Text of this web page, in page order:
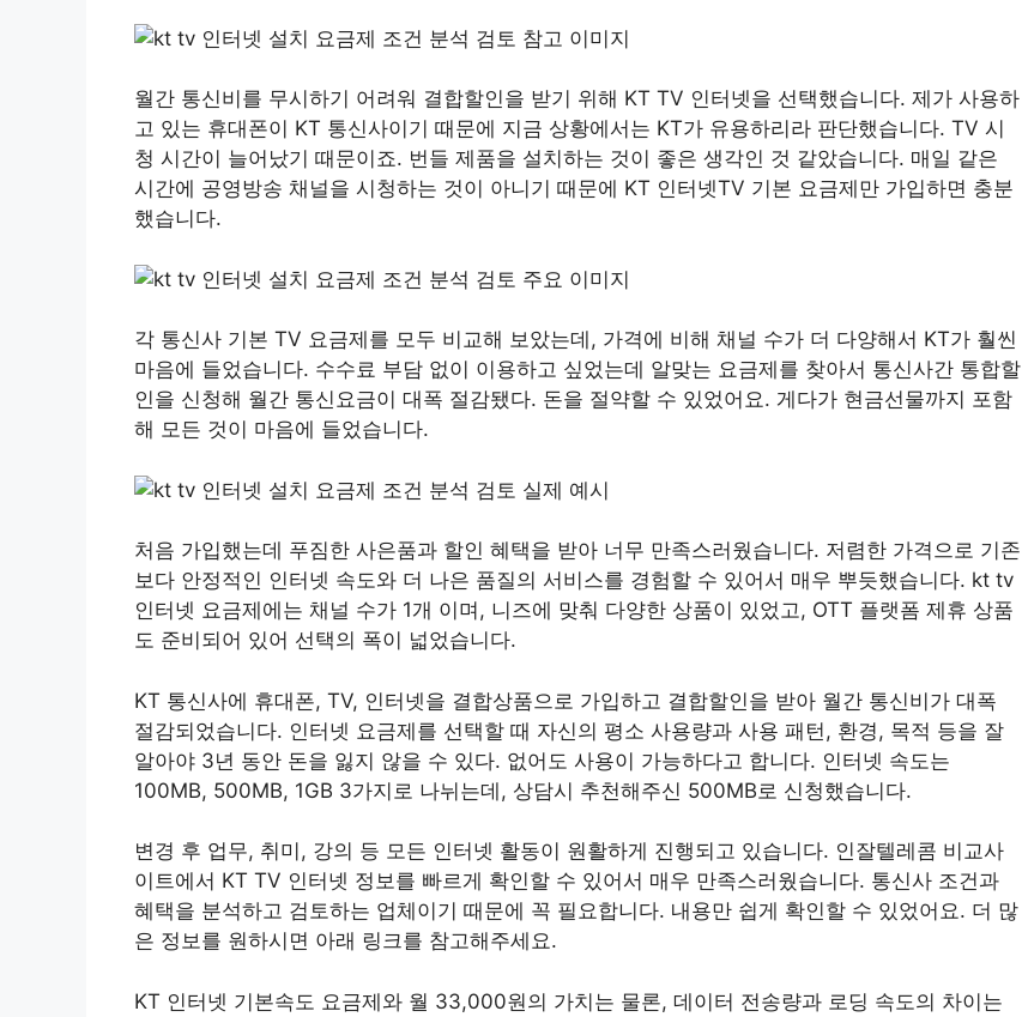
월간 통신비를 무시하기 어려워 결합할인을 받기 위해 KT TV 인터넷을 선택했습니다. 제가 사용하
고 있는 휴대폰이 KT 통신사이기 때문에 지금 상황에서는 KT가 유용하리라 판단했습니다. TV 시
청 시간이 늘어났기 때문이죠. 번들 제품을 설치하는 것이 좋은 생각인 것 같았습니다. 매일 같은
시간에 공영방송 채널을 시청하는 것이 아니기 때문에 KT 인터넷TV 기본 요금제만 가입하면 충분
했습니다.
각 통신사 기본 TV 요금제를 모두 비교해 보았는데, 가격에 비해 채널 수가 더 다양해서 KT가 훨씬
마음에 들었습니다. 수수료 부담 없이 이용하고 싶었는데 알맞는 요금제를 찾아서 통신사간 통합할
인을 신청해 월간 통신요금이 대폭 절감됐다. 돈을 절약할 수 있었어요. 게다가 현금선물까지 포함
해 모든 것이 마음에 들었습니다.
처음 가입했는데 푸짐한 사은품과 할인 혜택을 받아 너무 만족스러웠습니다. 저렴한 가격으로 기존
보다 안정적인 인터넷 속도와 더 나은 품질의 서비스를 경험할 수 있어서 매우 뿌듯했습니다. kt tv
인터넷 요금제에는 채널 수가 1개 이며, 니즈에 맞춰 다양한 상품이 있었고, OTT 플랫폼 제휴 상품
도 준비되어 있어 선택의 폭이 넓었습니다.
KT 통신사에 휴대폰, TV, 인터넷을 결합상품으로 가입하고 결합할인을 받아 월간 통신비가 대폭
절감되었습니다. 인터넷 요금제를 선택할 때 자신의 평소 사용량과 사용 패턴, 환경, 목적 등을 잘
알아야 3년 동안 돈을 잃지 않을 수 있다. 없어도 사용이 가능하다고 합니다. 인터넷 속도는
100MB, 500MB, 1GB 3가지로 나뉘는데, 상담시 추천해주신 500MB로 신청했습니다.
변경 후 업무, 취미, 강의 등 모든 인터넷 활동이 원활하게 진행되고 있습니다. 인잘텔레콤 비교사
이트에서 KT TV 인터넷 정보를 빠르게 확인할 수 있어서 매우 만족스러웠습니다. 통신사 조건과
혜택을 분석하고 검토하는 업체이기 때문에 꼭 필요합니다. 내용만 쉽게 확인할 수 있었어요. 더 많
은 정보를 원하시면 아래 링크를 참고해주세요.
KT 인터넷 기본속도 요금제와 월 33,000원의 가치는 물론, 데이터 전송량과 로딩 속도의 차이는